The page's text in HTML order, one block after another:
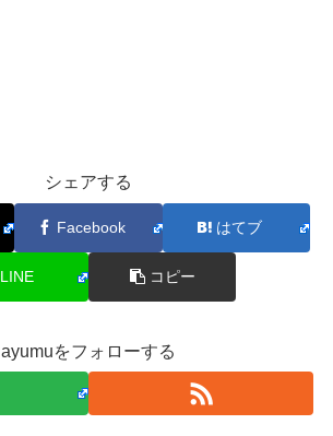
シェアする
Facebook はてブ
LINE コピー
ayumuをフォローする